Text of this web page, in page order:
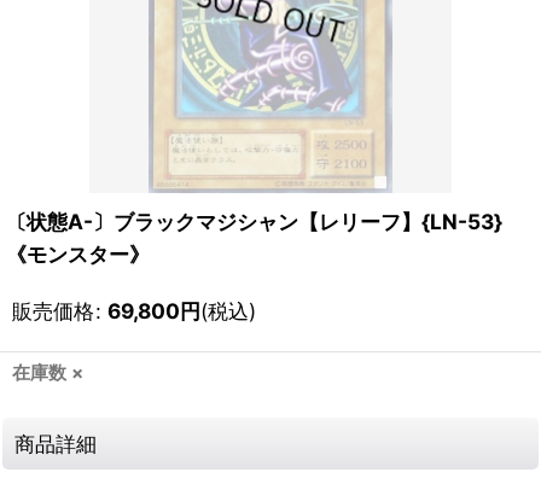
〔状態A-〕ブラックマジシャン【レリーフ】{LN-53}
《モンスター》
販売価格: 69,800円(税込)
在庫数 ×
商品詳細